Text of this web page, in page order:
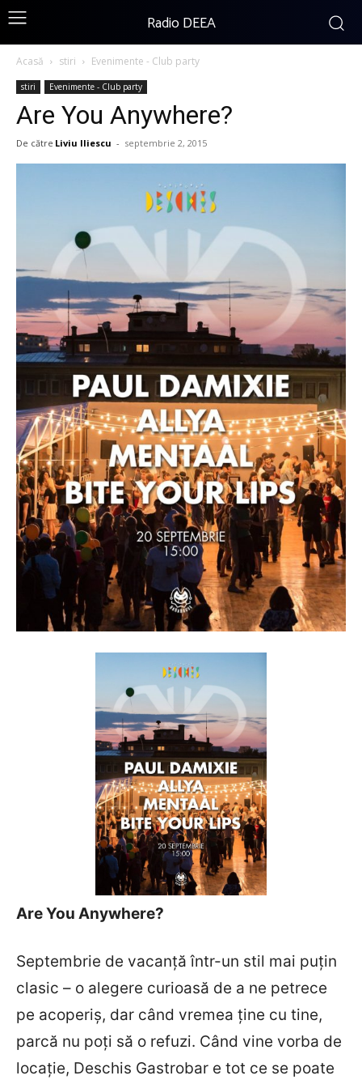
Radio DEEA
Acasă stiri Evenimente - Club party
stiri Evenimente - Club party
Are You Anywhere?
De către Liviu Iliescu - septembrie 2, 2015
Are You Anywhere?
Septembrie de vacanță într-un stil mai puțin
clasic – o alegere curioasă de a ne petrece
pe acoperiș, dar când vremea ține cu tine,
parcă nu poți să o refuzi. Când vine vorba de
locație, Deschis Gastrobar e tot ce se poate